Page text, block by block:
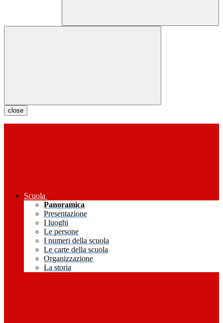
close
Scuola
Panoramica
Presentazione
I luoghi
Le persone
I numeri della scuola
Le carte della scuola
Organizzazione
La storia